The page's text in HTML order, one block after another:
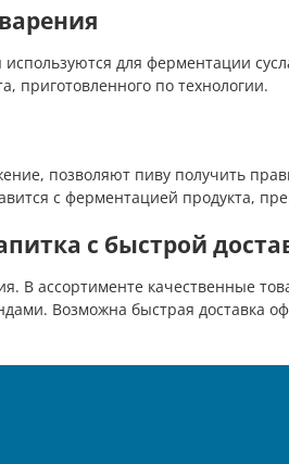
для ферментации
приготовленного по технологии.
позволяют пиву получить
с ферментацией продукта,
с быстрой
В ассортименте качественные
Возможна быстрая доставка